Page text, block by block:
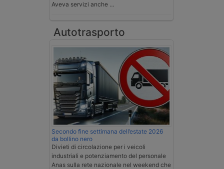
Aveva servizi anche …
Autotrasporto
Secondo fine settimana dell’estate 2026
da bollino nero
Divieti di circolazione per i veicoli
industriali e potenziamento del personale
Anas sulla rete nazionale nel weekend che